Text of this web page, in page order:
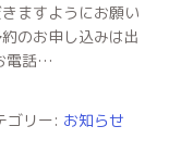
ますようにお願い
のお申し込みは出
電話…
ゴリー: お知らせ